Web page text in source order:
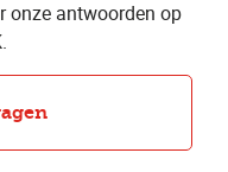
onze antwoorden op